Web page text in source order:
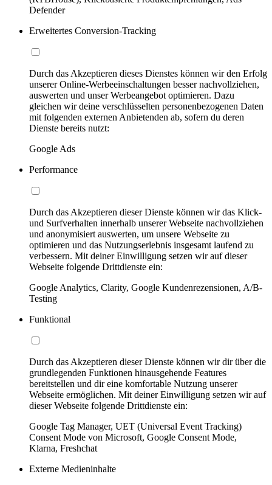
Defender
Erweitertes Conversion-Tracking
Durch das Akzeptieren dieses Dienstes können wir den Erfolg
unserer Online-Werbeeinschaltungen besser nachvollziehen,
auswerten und unser Werbeangebot optimieren. Dazu
gleichen wir deine verschlüsselten personenbezogenen Daten
mit folgenden externen Anbietenden ab, sofern du deren
Dienste bereits nutzt:
Google Ads
Performance
Durch das Akzeptieren dieser Dienste können wir das Klick-
und Surfverhalten innerhalb unserer Webseite nachvollziehen
und anonymisiert auswerten, um unsere Webseite zu
optimieren und das Nutzungserlebnis insgesamt laufend zu
verbessern. Mit deiner Einwilligung setzen wir auf dieser
Webseite folgende Drittdienste ein:
Google Analytics, Clarity, Google Kundenrezensionen, A/B-
Testing
Funktional
Durch das Akzeptieren dieser Dienste können wir dir über die
grundlegenden Funktionen hinausgehende Features
bereitstellen und dir eine komfortable Nutzung unserer
Webseite ermöglichen. Mit deiner Einwilligung setzen wir auf
dieser Webseite folgende Drittdienste ein:
Google Tag Manager, UET (Universal Event Tracking)
Consent Mode von Microsoft, Google Consent Mode,
Klarna, Freshchat
Externe Medieninhalte